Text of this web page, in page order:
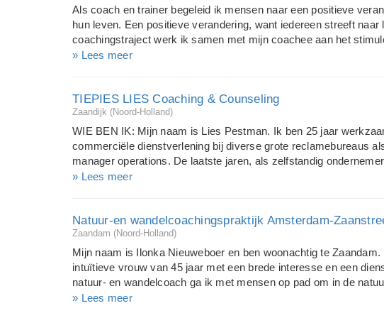
voel je je de laatste tijd depressief? Kom je maar niet van je
dat je steeds weer verzandt in hetzelfde patroon? Heb je altijd
Als coach en trainer begeleid ik mensen naar een positieve
hun leven. Een positieve verandering, want iedereen streeft
coachingstraject werk ik samen met mijn coachee aan het
vrijmaken van potentiële kwaliteiten en het overwinnen van
mijn cliënten is teruggevonden passie, energie, een doel voor
Coaching kan gaan over: loopbaanvragen, zingeving, ineffectief
Voor executives ben ik een sparring-partner. Bij teambegeleiding
context daarnaast bepalend voor de begeleiding. TRAINER EN
en coaches op en geef vaardigheidstraining...
» Lees meer
TIEPIES LIES Coaching & Counseling
Zaandijk (Noord-Holland)
WIE BEN IK: Mijn naam is Lies Pestman. Ik ben 25 jaar
commerciële dienstverlening bij diverse grote reclamebureaus
manager operations. De laatste jaren, als zelfstandig
belangrijker onderdeel van mijn werk het begeleiden van
beweging. Beweging betekent ook vaak de eerste stap naar
OPLEIDING: Ik heb de HBO opleiding tot Psychosociaal
gevolgd aan de academie Gradatim en ik heb mij verder
coachen met de HBO opleiding Coaching en Counseling aan Het
te Driebergen. Daarnaast heb ik een training Lichaamsgerciht
opleiding O...
» Lees meer
Natuur-en wandelcoachingspraktijk Amsterdam-
Zaandam (Noord-Holland)
Mijn naam is Ilonka Nieuweboer en ben woonachtig te
intuïtieve vrouw van 45 jaar met een brede interesse en een
natuur- en wandelcoach ga ik met mensen op pad om in de
hulpvragen. Alle mensen zijn onderdeel van de natuur. De natuur
» Lees meer